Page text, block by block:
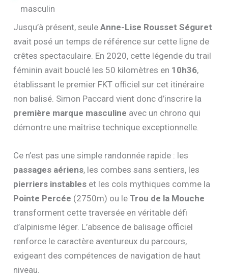
masculin
Jusqu’à présent, seuleAnne-Lise Rousset Séguret
avait posé un temps de référence sur cette ligne de
crêtes spectaculaire. En 2020, cette légende du trail
féminin avait bouclé les 50 kilomètres en 10h36,
établissant le premier FKT officiel sur cet itinéraire
non balisé. Simon Paccard vient donc d’inscrire la
première marque masculine avec un chrono qui
démontre une maîtrise technique exceptionnelle.
Ce n’est pas une simple randonnée rapide : les
passages aériens, les combes sans sentiers, les
pierriers instables et les cols mythiques comme la
Pointe Percée (2750m) ou leTrou de la Mouche
transforment cette traversée en véritable défi
d’alpinisme léger. L’absence de balisage officiel
renforce le caractère aventureux du parcours,
exigeant des compétences de navigation de haut
niveau.